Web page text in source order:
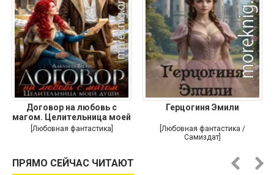
Договор на любовь с
магом. Целительница моей
души
[Любовная фантастика]
Герцогиня Эмили
[Любовная фантастика /
Самиздат]
ПРЯМО СЕЙЧАС ЧИТАЮТ